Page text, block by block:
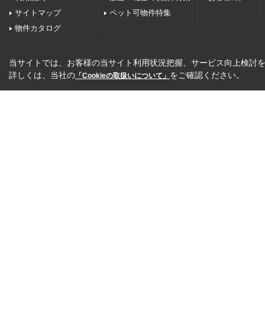
サイトマップ
物件カタログ
ペット可物件特集
当サイトでは、お客様の当サイト利用状況把握、サービス向上検討
詳しくは、当社の 「Cookieの取扱いについて」 をご確認ください。